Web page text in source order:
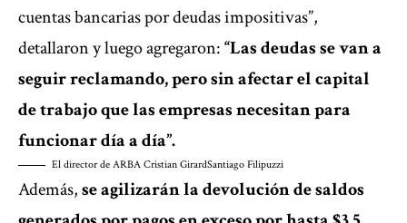
cuentas bancarias por deudas impositivas”,
detallaron y luego agregaron:“Las deudas se van a
seguir reclamando, pero sin afectar el capital
de trabajo que las empresas necesitan para
funcionar día a día”.
El director de ARBA Cristian GirardSantiago Filipuzzi
Además,se agilizarán la devolución de saldos